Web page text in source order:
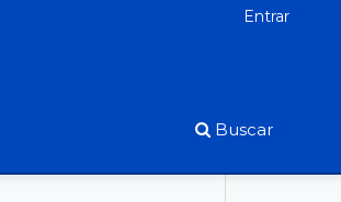
Buscar
Entrar